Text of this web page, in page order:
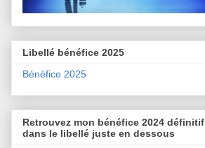
Libellé bénéfice 2025
Bénéfice 2025
Retrouvez mon bénéfice 2024 définitif
dans le libellé juste en dessous